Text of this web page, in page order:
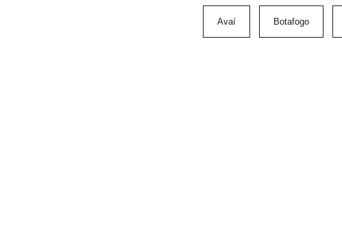
Avaí Botafogo